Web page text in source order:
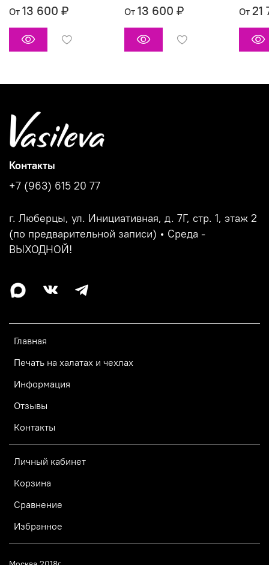
От 13 600 ₽ От 13 600 ₽ От 21
Главная
Печать на халатах и чехлах
Информация
Отзывы
Контакты
Личный кабинет
Корзина
Сравнение
Избранное
Контакты
+7 (963) 615 20 77
г. Люберцы, ул. Инициативная, д. 7Г, стр. 1, этаж 2
(по предварительной записи) • Среда -
ВЫХОДНОЙ!